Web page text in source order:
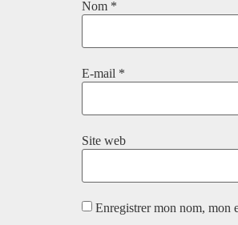
Nom *
E-mail *
Site web
Enregistrer mon nom, mon